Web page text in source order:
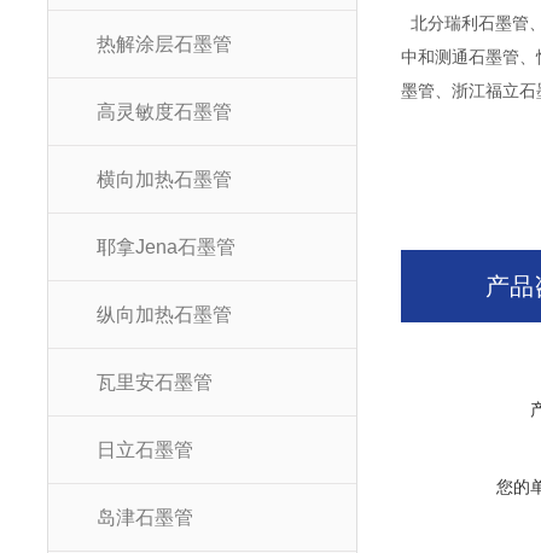
热解涂层石墨管
高灵敏度石墨管
横向加热石墨管
耶拿Jena石墨管
纵向加热石墨管
瓦里安石墨管
日立石墨管
岛津石墨管
北分瑞利石墨管
中和测通石墨管
墨管、浙江福立
产品
您的